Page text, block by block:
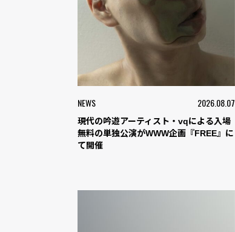
NEWS 2026.08.07
現代の吟遊アーティスト・vqによる入場
無料の単独公演がWWW企画『FREE』に
て開催